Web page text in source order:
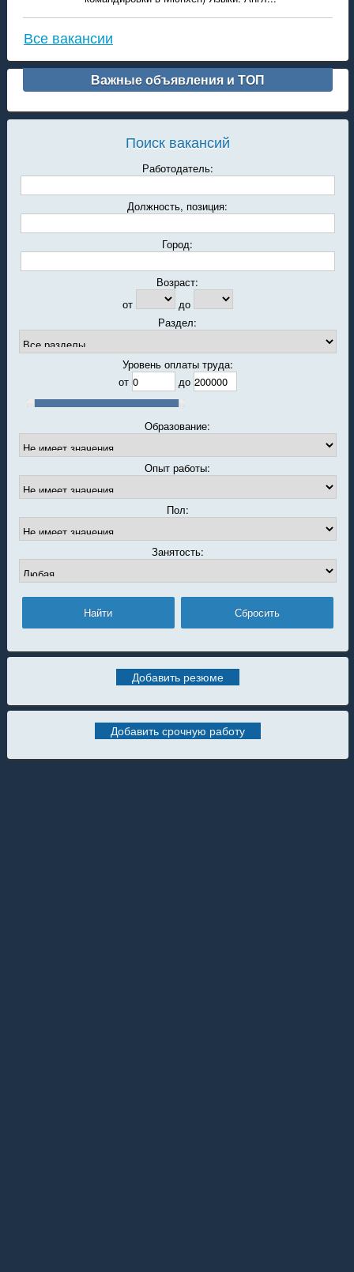
Все вакансии
Важные объявления и ТОП
Поиск вакансий
Работодатель:
Должность, позиция:
Город:
Возраст:
от
до
Раздел:
Уровень оплаты труда:
от
до
Образование:
Опыт работы:
Пол:
Занятость:
Добавить резюме
Добавить срочную работу